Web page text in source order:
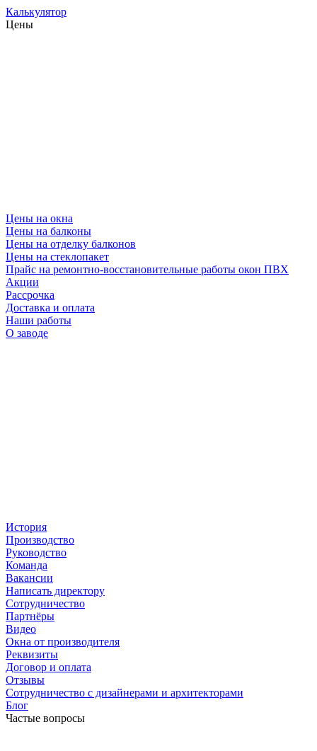
Калькулятор
Цены
Цены на окна
Цены на балконы
Цены на отделку балконов
Цены на стеклопакет
Прайс на ремонтно-восстановительные работы окон ПВХ
Акции
Рассрочка
Доставка и оплата
Наши работы
О заводе
История
Производство
Руководство
Команда
Вакансии
Написать директору
Сотрудничество
Партнёры
Видео
Окна от производителя
Реквизиты
Договор и оплата
Отзывы
Сотрудничество с дизайнерами и архитекторами
Блог
Частые вопросы